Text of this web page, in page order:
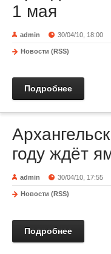
1 мая
admin 30/04/10, 18:00
Новости (RSS)
Подробнее
году ждёт
admin 30/04/10, 17:55
Новости (RSS)
Подробнее